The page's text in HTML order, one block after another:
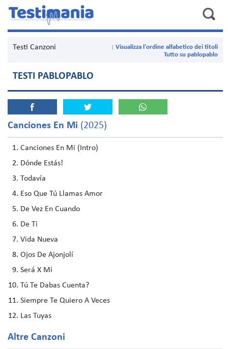
Testi Canzoni
Visualizza l'ordine alfabetico dei titoli
Tutto su pablopablo
TESTI PABLOPABLO
Canciones En Mi (2025)
Canciones En Mi (Intro)
Dónde Estás!
Todavía
Eso Que Tú Llamas Amor
De Vez En Cuando
De Ti
Vida Nueva
Ojos De Ajonjolí
Será X Mi
Tú Te Dabas Cuenta?
Siempre Te Quiero A Veces
Las Tuyas
Altre Canzoni